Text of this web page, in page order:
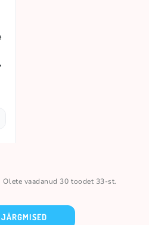
Olete vaadanud 30 toodet 33-st.